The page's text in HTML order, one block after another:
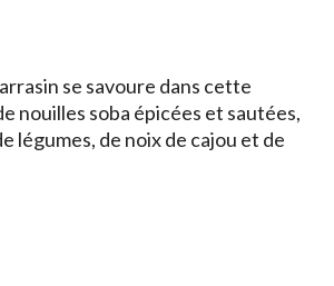
se savoure dans cette
nouilles soba épicées et sautées,
légumes, de noix de cajou et de